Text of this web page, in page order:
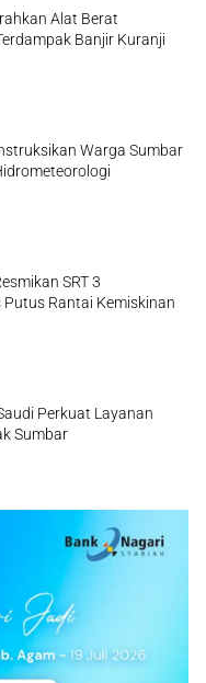
Alat Berat
Banjir Kuranji
Warga Sumbar
SRT 3
Rantai Kemiskinan
Perkuat Layanan
Sumbar